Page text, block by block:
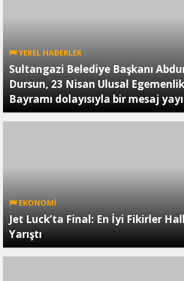
YEREL HABERLER
Sultangazi Belediye Başkanı
Dursun, 23 Nisan Ulusal
Bayramı dolayısıyla bir mesaj
EKONOMİ
Jet Luck’ta Final: En İyi Fikirler
Yarıştı